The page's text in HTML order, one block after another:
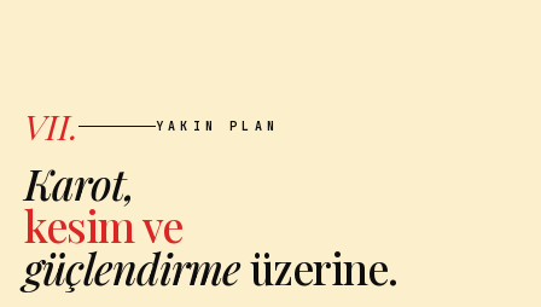
VII. YAKIN PLAN
Karot,
kesim ve
güçlendirmeüzerine.